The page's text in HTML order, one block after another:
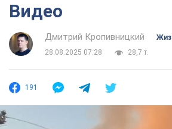
Видео
Дмитрий Кропивницкий
28.08.2025 07:28
28,7 т.
191